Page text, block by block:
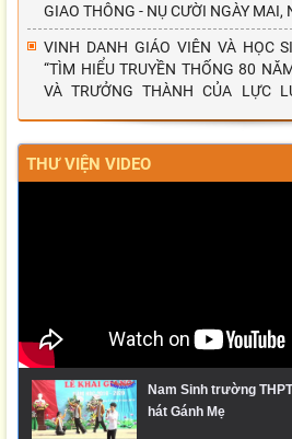
GIAO THÔNG - NỤ CƯỜI NGÀY
VINH DANH GIÁO VIÊN VÀ HỌC
“TÌM HIỂU TRUYỀN THỐNG 80
VÀ TRƯỞNG THÀNH CỦA LỰC
THƯ VIỆN VIDEO
Nam Sinh trường
hát Gánh Mẹ